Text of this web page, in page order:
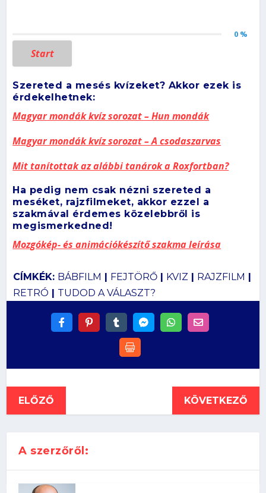
0 %
Start
Szereted a mesés kvízeket? Akkor ezek is
érdekelhetnek:
Magyar mondák kvíz sorozat – Hun mondák
Magyar mondák kvíz sorozat – A csodaszarvas
Mit tanítottak az alábbi tanárok a Roxfortban?
Ha pedig nem csak nézni szereted a
meséket, rajzfilmeket, akkor ezzel a
szakmával érdemes közelebbről is
megismerkedned!
Mozgókép- és animációkészítő szakma leírása
CÍMKÉK: BÁBFILM | FEJTÖRŐ| KVIZ | RAJZFILM |
RETRÓ | TUDOD A VÁLASZT?
ELŐZŐ KÖVETKEZŐ
A szerzőről: